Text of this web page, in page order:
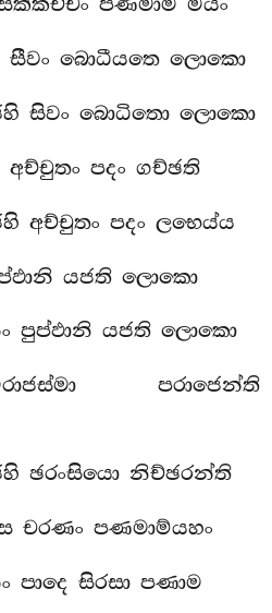
සීවං බොධීයතෙ ලොකො
සිවං බොධිතො ලොකො
අච්චුතං පදං ගච්ඡති
අච්චුතං පදං ලභෙය්ය
යජති ලොකො
පුප්ඵානි යජති ලොකො
පරාජෙන්ති
ඡරංසියො නිච්ඡරන්ති
චරණං පණමාම්යහං
පාදෙ සිරසා පණාම